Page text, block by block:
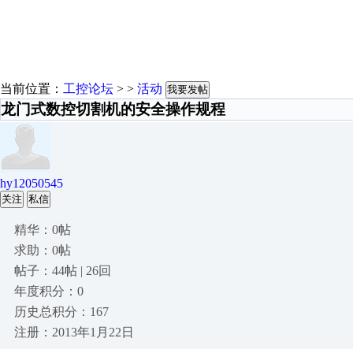
当前位置： 工控论坛 > > 活动 我要发帖
龙门式数控切割机的安全操作规程
hy12050545
关注 私信
精华：0帖
求助：0帖
帖子：44帖 | 26回
年度积分：0
历史总积分：167
注册：2013年1月22日